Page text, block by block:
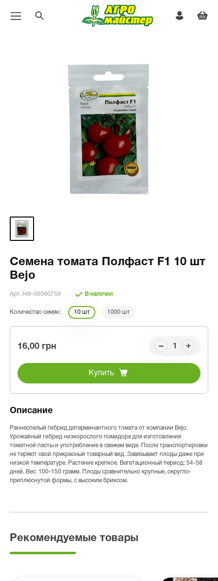
Семена томата Полфаст F1 10 шт
Bejo
Арт. НФ-00000759 В наличии
Количество семян: 10 шт 1000 шт
16,00 грн
Купить
Описание
Раннеспелый гибрид детерминантного томата от компании Bejo.
Урожайный гибрид низкорослого помидора для изготовления
томатной пасты и употребление в свежем виде. После транспортировки
не теряют свой прекрасный товарный вид. Завязывает плоды даже при
низкой температуре. Растение крепкое. Вегетационный период: 54-58
дней. Вес: 100-150 грамм. Плоды сравнительно крупные, округло-
приплюснутой формы, с высоким бриксом.
Рекомендуемые товары